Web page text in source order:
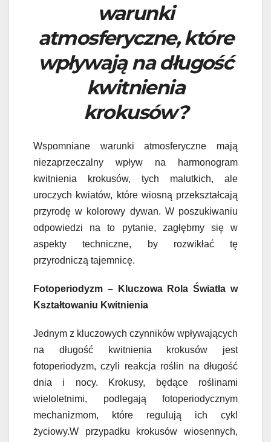
warunki
atmosferyczne, które
wpływają na długość
kwitnienia
krokusów?
Wspomniane warunki atmosferyczne mają
niezaprzeczalny wpływ na harmonogram
kwitnienia krokusów, tych malutkich, ale
uroczych kwiatów, które wiosną przekształcają
przyrodę w kolorowy dywan. W poszukiwaniu
odpowiedzi na to pytanie, zagłębmy się w
aspekty techniczne, by rozwikłać tę
przyrodniczą tajemnicę.
Fotoperiodyzm – Kluczowa Rola Światła w
Kształtowaniu Kwitnienia
Jednym z kluczowych czynników wpływających
na długość kwitnienia krokusów jest
fotoperiodyzm, czyli reakcja roślin na długość
dnia i nocy. Krokusy, będące roślinami
wieloletnimi, podlegają fotoperiodycznym
mechanizmom, które regulują ich cykl
życiowy.W przypadku krokusów wiosennych,